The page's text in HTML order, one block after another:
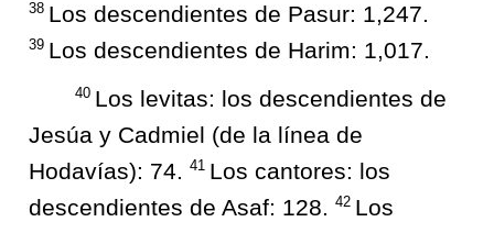
38 Los descendientes de Pasur: 1,247.
39 Los descendientes de Harim: 1,017.
40 Los levitas: los descendientes de
Jesúa y Cadmiel (de la línea de
Hodavías): 74. 41 Los cantores: los
descendientes de Asaf: 128. 42 Los